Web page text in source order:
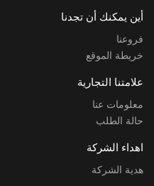
أين يمكنك أن تجدنا
فروعنا
خريطة الموقع
علامتنا التجارية
معلومات عنا
حالة الطلب
اهداء الشركة
هدية الشركة